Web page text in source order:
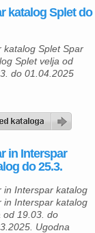
SPAR ponuja
praznične
ki bodo
velikonočno mizo.
orehova
v pakiranju 500 g je
voljo po znižani
katalog Splet do
katalog Splet Spar
Splet velja od
do 01.04.2025
in Interspar
do 25.3.
in Interspar katalog
in Interspar katalog
od 19.03. do
Ugodna